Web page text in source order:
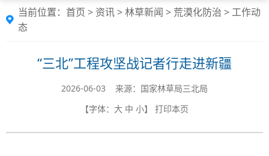
当前位置： 首页 > 资讯>林草新闻 > 荒漠化防治 >工作动
态
“三北”工程攻坚战记者行走进新疆
2026-06-03 来源：国家林草局三北局
【字体： 大 中 小】 打印本页